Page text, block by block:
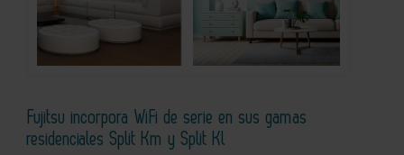
Fujitsu incorpora WiFi de serie en sus gamas
residenciales Split Km y Split Kl